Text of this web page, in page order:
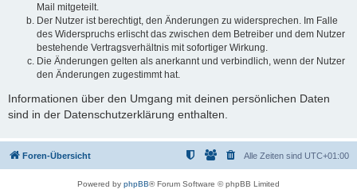
Mail mitgeteilt.
Der Nutzer ist berechtigt, den Änderungen zu widersprechen. Im Falle
des Widerspruchs erlischt das zwischen dem Betreiber und dem Nutzer
bestehende Vertragsverhältnis mit sofortiger Wirkung.
Die Änderungen gelten als anerkannt und verbindlich, wenn der Nutzer
den Änderungen zugestimmt hat.
Informationen über den Umgang mit deinen persönlichen Daten
sind in der Datenschutzerklärung enthalten.
Foren-Übersicht Alle Zeiten sind UTC+01:00
Powered by phpBB® Forum Software © phpBB Limited